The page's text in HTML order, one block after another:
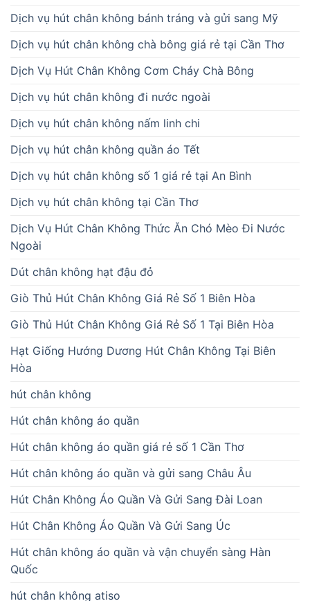
Dịch vụ hút chân không bánh tráng và gửi sang Mỹ
Dịch vụ hút chân không chà bông giá rẻ tại Cần Thơ
Dịch Vụ Hút Chân Không Cơm Cháy Chà Bông
Dịch vụ hút chân không đi nước ngoài
Dịch vụ hút chân không nấm linh chi
Dịch vụ hút chân không quần áo Tết
Dịch vụ hút chân không số 1 giá rẻ tại An Bình
Dịch vụ hút chân không tại Cần Thơ
Dịch Vụ Hút Chân Không Thức Ăn Chó Mèo Đi Nước
Ngoài
Dút chân không hạt đậu đỏ
Giò Thủ Hút Chân Không Giá Rẻ Số 1 Biên Hòa
Giò Thủ Hút Chân Không Giá Rẻ Số 1 Tại Biên Hòa
Hạt Giống Hướng Dương Hút Chân Không Tại Biên
Hòa
hút chân không
Hút chân không áo quần
Hút chân không áo quần giá rẻ số 1 Cần Thơ
Hút chân không áo quần và gửi sang Châu Âu
Hút Chân Không Áo Quần Và Gửi Sang Đài Loan
Hút Chân Không Áo Quần Và Gửi Sang Úc
Hút chân không áo quần và vận chuyển sàng Hàn
Quốc
hút chân không atiso